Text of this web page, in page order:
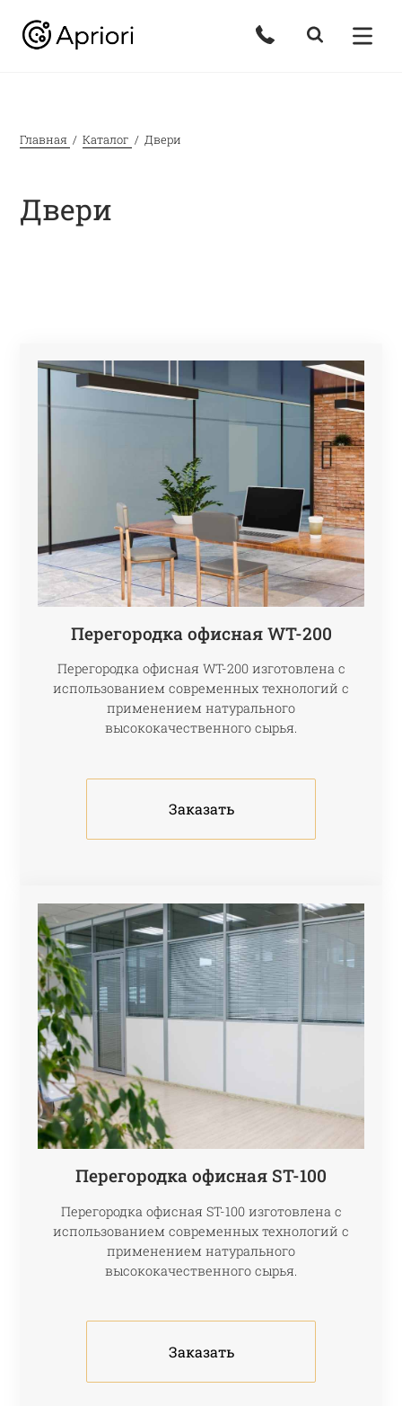
Главная Каталог Двери
Двери
Перегородка офисная WT-200
Перегородка офисная WT-200 изготовлена с
использованием современных технологий с
применением натурального
высококачественного сырья.
Заказать
Перегородка офисная ST-100
Перегородка офисная ST-100 изготовлена с
использованием современных технологий с
применением натурального
высококачественного сырья.
Заказать